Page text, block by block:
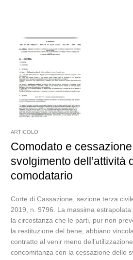
ARTICOLO
Comodato e
svolgimento dell’attività
comodatario
Corte di Cassazione, sezione terza
2019, n. 9796. La massima
la circostanza che le parti, pur non
la restituzione del bene, abbiano
contratto al venir meno
concomitanza con la cessazione dello